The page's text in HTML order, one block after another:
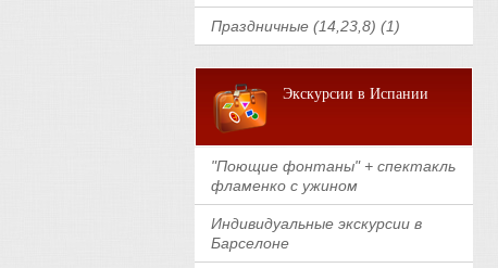
Праздничные (14,23,8) (1)
Экскурсии в Испании
"Поющие фонтаны" + спектакль
фламенко с ужином
Индивидуальные экскурсии в
Барселоне